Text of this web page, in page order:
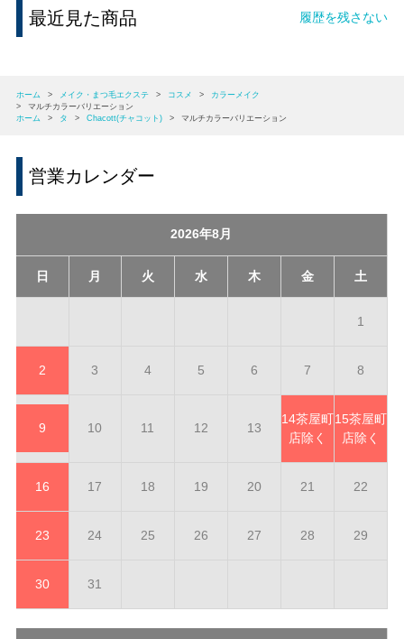
最近見た商品 履歴を残さない
ホーム > メイク・まつ毛エクステ > コスメ >
カラーメイク
>
マルチカラーバリエーション
ホーム
> タ > Chacott(チャコット) > マルチカラーバリエーション
営業カレンダー
2026年8月
日 月 火 水 木 金 土
1
2 3 4 5 6 7 8
9 10 11 12 13
14茶屋町
店除く
15茶屋町
店除く
16 17 18 19 20 21 22
23 24 25 26 27 28 29
30 31